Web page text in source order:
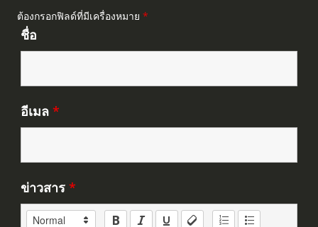
ต้องกรอกฟิลด์ที่มีเครื่องหมาย *
ชื่อ
อีเมล *
ข่าวสาร *